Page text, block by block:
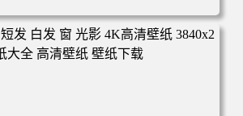
短发个性美女居家4K壁纸 3840x2160 电
清壁纸 壁纸下载